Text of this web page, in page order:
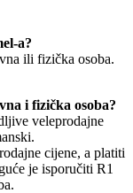
a?
ili fizička osoba.
i fizička osoba?
veleprodajne
cijene, a platiti
je isporučiti R1